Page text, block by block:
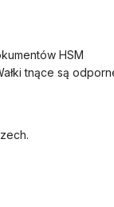
HSM
tnące są